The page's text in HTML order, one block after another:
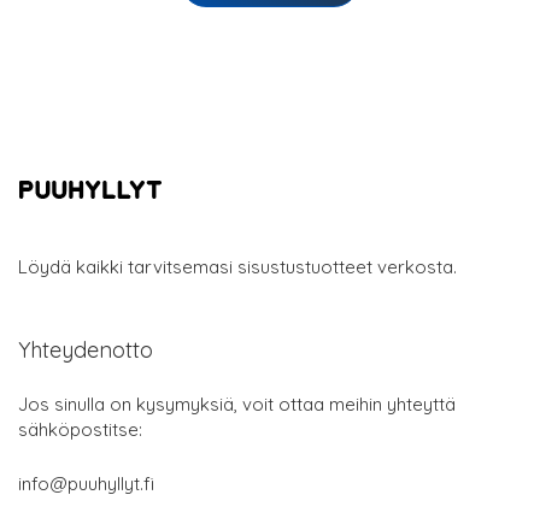
Löydä kaikki tarvitsemasi sisustustuotteet verkosta.
Yhteydenotto
Jos sinulla on kysymyksiä, voit ottaa meihin yhteyttä
sähköpostitse:
info@puuhyllyt.fi